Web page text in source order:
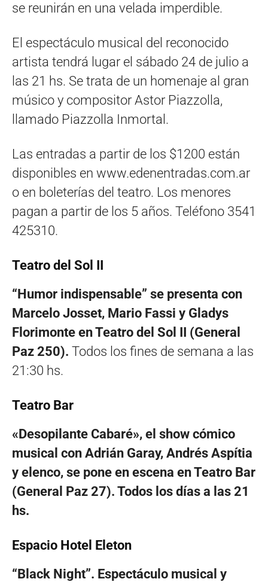
se reunirán en una velada imperdible.
El espectáculo musical del reconocido
artista tendrá lugar el sábado 24 de julio a
las 21 hs. Se trata de un homenaje al gran
músico y compositor Astor Piazzolla,
llamado Piazzolla Inmortal.
Las entradas a partir de los $1200 están
disponibles en www.edenentradas.com.ar
o en boleterías del teatro. Los menores
pagan a partir de los 5 años. Teléfono 3541
425310.
Teatro del Sol II
“Humor indispensable” se presenta con
Marcelo Josset, Mario Fassi y Gladys
Florimonte en Teatro del Sol II (General
Paz 250). Todos los fines de semana a las
21:30 hs.
Teatro Bar
«Desopilante Cabaré», el show cómico
musical con Adrián Garay, Andrés Aspítia
y elenco, se pone en escena en Teatro Bar
(General Paz 27). Todos los días a las 21
hs.
Espacio Hotel Eleton
“Black Night”. Espectáculo musical y